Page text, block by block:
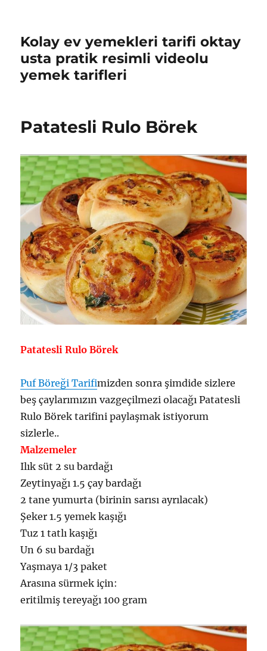
Kolay ev yemekleri tarifi oktay
usta pratik resimli videolu
yemek tarifleri
Patatesli Rulo Börek
Patatesli Rulo Börek
Puf Böreği Tarifimizden sonra şimdide sizlere
beş çaylarımızın vazgeçilmezi olacağı Patatesli
Rulo Börek tarifini paylaşmak istiyorum
sizlerle..
Malzemeler
Ilık süt 2 su bardağı
Zeytinyağı 1.5 çay bardağı
2 tane yumurta (birinin sarısı ayrılacak)
Şeker 1.5 yemek kaşığı
Tuz 1 tatlı kaşığı
Un 6 su bardağı
Yaşmaya 1/3 paket
Arasına sürmek için:
eritilmiş tereyağı 100 gram